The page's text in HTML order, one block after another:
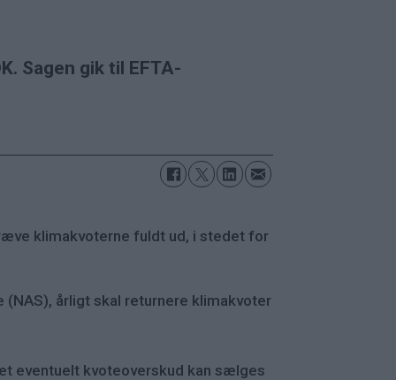
Sagen gik til EFTA-
klimakvoterne fuldt ud, i stedet for
årligt skal returnere klimakvoter
eventuelt kvoteoverskud kan sælges